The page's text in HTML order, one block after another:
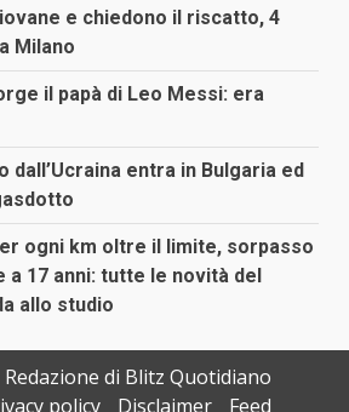
e chiedono il riscatto, 4
Milano
il papà di Leo Messi: era
dall’Ucraina entra in Bulgaria ed
ogni km oltre il limite, sorpasso
a 17 anni: tutte le novità del
allo studio
Redazione di Blitz Quotidiano
policy Disclaimer Feed